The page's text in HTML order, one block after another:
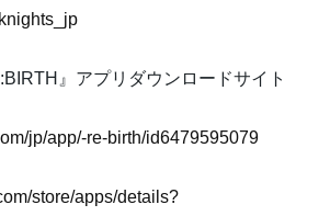
』アプリダウンロードサイト
jp/app/-re-birth/id6479595079
store/apps/details?